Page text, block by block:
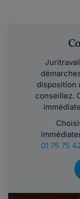
disposition
conseillez.
01 75 75